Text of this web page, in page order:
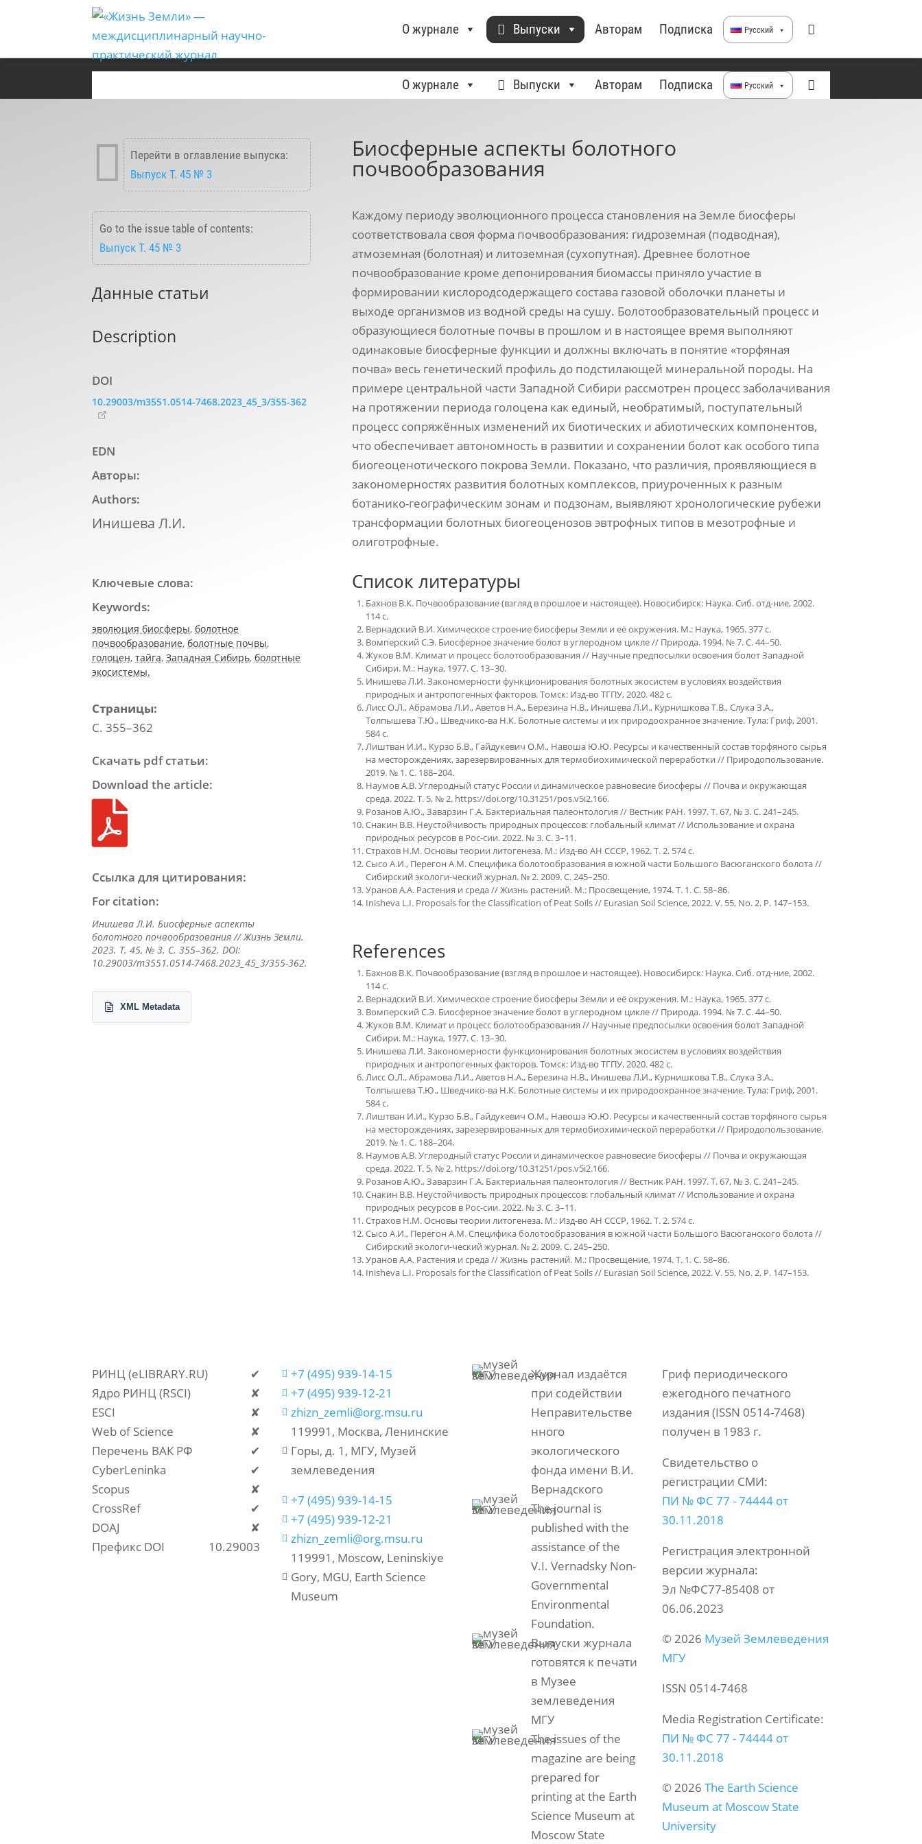
О журнале Выпуски Авторам Подписка Русский
О журнале Выпуски Авторам Подписка Русский
 Перейти в оглавление выпуска:
Выпуск T. 45 № 3
Go to the issue table of contents:
Выпуск T. 45 № 3
Данные статьи
Description
DOI
10.29003/m3551.0514-7468.2023_45_3/355-362
EDN
Авторы:
Authors:
Инишева Л.И.
Ключевые слова:
Keywords:
эволюция биосферы,болотное
почвообразование,болотные почвы,
голоцен,тайга,Западная Сибирь,болотные
экосистемы.
Страницы:
С. 355–362
Скачать pdf статьи:
Download the article:

Ссылка для цитирования:
For citation:
Инишева Л.И. Биосферные аспекты
болотного почвообразования // Жизнь Земли.
2023. Т. 45, № 3. С. 355–362. DOI:
10.29003/m3551.0514-7468.2023_45_3/355-362.
XML Metadata
Биосферные аспекты болотного
почвообразования
Каждому периоду эволюционного процесса становления на Земле биосферы
соответствовала своя форма почвообразования: гидроземная (подводная),
атмоземная (болотная) и литоземная (сухопутная). Древнее болотное
почвообразование кроме депонирования биомассы приняло участие в
формировании кислородсодержащего состава газовой оболочки планеты и
выходе организмов из водной среды на сушу. Болотообразовательный процесс и
образующиеся болотные почвы в прошлом и в настоящее время выполняют
одинаковые биосферные функции и должны включать в понятие «торфяная
почва» весь генетический профиль до подстилающей минеральной породы. На
примере центральной части Западной Сибири рассмотрен процесс заболачивания
на протяжении периода голоцена как единый, необратимый, поступательный
процесс сопряжённых изменений их биотических и абиотических компонентов,
что обеспечивает автономность в развитии и сохранении болот как особого типа
биогеоценотического покрова Земли. Показано, что различия, проявляющиеся в
закономерностях развития болотных комплексов, приуроченных к разным
ботанико-географическим зонам и подзонам, выявляют хронологические рубежи
трансформации болотных биогеоценозов эвтрофных типов в мезотрофные и
олиготрофные.
Список литературы
Бахнов В.К. Почвообразование (взгляд в прошлое и настоящее). Новосибирск: Наука. Сиб. отд-ние, 2002.
114 с.
Вернадский В.И. Химическое строение биосферы Земли и её окружения. М.: Наука, 1965. 377 с.
Вомперский С.Э. Биосферное значение болот в углеродном цикле // Природа. 1994. № 7. С. 44–50.
Жуков В.М. Климат и процесс болотообразования // Научные предпосылки освоения болот Западной
Сибири. М.: Наука, 1977. С. 13–30.
Инишева Л.И. Закономерности функционирования болотных экосистем в условиях воздействия
природных и антропогенных факторов. Томск: Изд-во ТГПУ, 2020. 482 с.
Лисс О.Л., Абрамова Л.И., Аветов Н.А., Березина Н.В., Инишева Л.И., Курнишкова Т.В., Слука З.А.,
Толпышева Т.Ю., Шведчико-ва Н.К. Болотные системы и их природоохранное значение. Тула: Гриф, 2001.
584 с.
Лиштван И.И., Курзо Б.В., Гайдукевич О.М., Навоша Ю.Ю. Ресурсы и качественный состав торфяного сырья
на месторождениях, зарезервированных для термобиохимической переработки // Природопользование.
2019. № 1. С. 188–204.
Наумов А.В. Углеродный статус России и динамическое равновесие биосферы // Почва и окружающая
среда. 2022. Т. 5, № 2. https://doi.org/10.31251/pos.v5i2.166.
Розанов А.Ю., Заварзин Г.А. Бактериальная палеонтология // Вестник РАН. 1997. Т. 67, № 3. С. 241–245.
Снакин В.В. Неустойчивость природных процессов: глобальный климат // Использование и охрана
природных ресурсов в Рос-сии. 2022. № 3. С. 3–11.
Страхов Н.М. Основы теории литогенеза. М.: Изд-во АН СССР, 1962. Т. 2. 574 с.
Сысо А.И., Перегон А.М. Специфика болотообразования в южной части Большого Васюганского болота //
Сибирский экологи-ческий журнал. № 2. 2009. С. 245–250.
Уранов А.А. Растения и среда // Жизнь растений. М.: Просвещение, 1974. Т. 1. С. 58–86.
Inisheva L.I. Proposals for the Classification of Peat Soils // Eurasian Soil Science, 2022. V. 55, No. 2. P. 147–153.
References
Бахнов В.К. Почвообразование (взгляд в прошлое и настоящее). Новосибирск: Наука. Сиб. отд-ние, 2002.
114 с.
Вернадский В.И. Химическое строение биосферы Земли и её окружения. М.: Наука, 1965. 377 с.
Вомперский С.Э. Биосферное значение болот в углеродном цикле // Природа. 1994. № 7. С. 44–50.
Жуков В.М. Климат и процесс болотообразования // Научные предпосылки освоения болот Западной
Сибири. М.: Наука, 1977. С. 13–30.
Инишева Л.И. Закономерности функционирования болотных экосистем в условиях воздействия
природных и антропогенных факторов. Томск: Изд-во ТГПУ, 2020. 482 с.
Лисс О.Л., Абрамова Л.И., Аветов Н.А., Березина Н.В., Инишева Л.И., Курнишкова Т.В., Слука З.А.,
Толпышева Т.Ю., Шведчико-ва Н.К. Болотные системы и их природоохранное значение. Тула: Гриф, 2001.
584 с.
Лиштван И.И., Курзо Б.В., Гайдукевич О.М., Навоша Ю.Ю. Ресурсы и качественный состав торфяного сырья
на месторождениях, зарезервированных для термобиохимической переработки // Природопользование.
2019. № 1. С. 188–204.
Наумов А.В. Углеродный статус России и динамическое равновесие биосферы // Почва и окружающая
среда. 2022. Т. 5, № 2. https://doi.org/10.31251/pos.v5i2.166.
Розанов А.Ю., Заварзин Г.А. Бактериальная палеонтология // Вестник РАН. 1997. Т. 67, № 3. С. 241–245.
Снакин В.В. Неустойчивость природных процессов: глобальный климат // Использование и охрана
природных ресурсов в Рос-сии. 2022. № 3. С. 3–11.
Страхов Н.М. Основы теории литогенеза. М.: Изд-во АН СССР, 1962. Т. 2. 574 с.
Сысо А.И., Перегон А.М. Специфика болотообразования в южной части Большого Васюганского болота //
Сибирский экологи-ческий журнал. № 2. 2009. С. 245–250.
Уранов А.А. Растения и среда // Жизнь растений. М.: Просвещение, 1974. Т. 1. С. 58–86.
Inisheva L.I. Proposals for the Classification of Peat Soils // Eurasian Soil Science, 2022. V. 55, No. 2. P. 147–153.
РИНЦ (eLIBRARY.RU)
✔
Ядро РИНЦ (RSCI)
✘
ESCI
✘
Web of Science
✘
Перечень ВАК РФ
✔
CyberLeninka
✔
Scopus
✘
CrossRef
✔
DOAJ
✘
Префикс DOI
10.29003
 +7 (495) 939-14-15
 +7 (495) 939-12-21
 zhizn_zemli@org.msu.ru

119991, Москва, Ленинские
Горы, д. 1, МГУ, Музей
землеведения
 +7 (495) 939-14-15
 +7 (495) 939-12-21
 zhizn_zemli@org.msu.ru

119991, Moscow, Leninskiye
Gory, MGU, Earth Science
Museum
Журнал издаётся
при содействии
Неправительстве
нного
экологического
фонда имени В.И.
Вернадского
The journal is
published with the
assistance of the
V.I. Vernadsky Non-
Governmental
Environmental
Foundation.
Выпуски журнала
готовятся к печати
в Музее
землеведения
МГУ
The issues of the
magazine are being
prepared for
printing at the Earth
Science Museum at
Moscow State
Гриф периодического
ежегодного печатного
издания (ISSN 0514-7468)
получен в 1983 г.
Свидетельство о
регистрации СМИ:
ПИ № ФС 77 - 74444 от
30.11.2018
Регистрация электронной
версии журнала:
Эл №ФС77-85408 от
06.06.2023
© 2026 Музей Землеведения
МГУ
ISSN 0514-7468
Media Registration Certificate:
ПИ № ФС 77 - 74444 от
30.11.2018
© 2026 The Earth Science
Museum at Moscow State
University